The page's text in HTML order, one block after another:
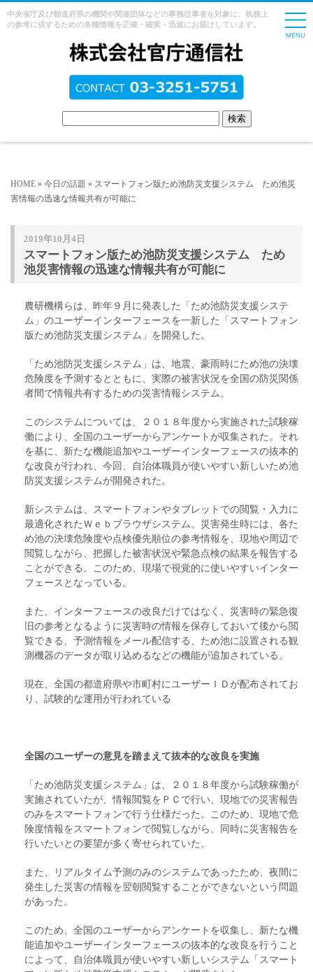
中央省庁及び都道府県の機関や関連団体などの事務従事者を対象に、執務上
の参考に供するための各種情報を正確・確実・迅速にお届けしています。
HOME » 今日の話題 » スマートフォン版ため池防災支援システム ため池災
害情報の迅速な情報共有が可能に
2019年10月4日
スマートフォン版ため池防災支援システム ため
池災害情報の迅速な情報共有が可能に
農研機構らは、昨年９月に発表した「ため池防災支援システ
ム」のユーザーインターフェースを一新した「スマートフォン
版ため池防災支援システム」を開発した。
「ため池防災支援システム」は、地震、豪雨時にため池の決壊
危険度を予測するとともに、実際の被害状況を全国の防災関係
者間で情報共有するための災害情報システム。
このシステムについては、２０１８年度から実施された試験稼
働により、全国のユーザーからアンケートが収集された。それ
を基に、新たな機能追加やユーザーインターフェースの抜本的
な改良が行われ、今回、自治体職員が使いやすい新しいため池
防災支援システムが開発された。
新システムは、スマートフォンやタブレットでの閲覧・入力に
最適化されたＷｅｂブラウザシステム。災害発生時には、各た
め池の決壊危険度や点検優先順位の参考情報を、現地や周辺で
閲覧しながら、把握した被害状況や緊急点検の結果を報告する
ことができる。このため、現場で視覚的に使いやすいインター
フェースとなっている。
また、インターフェースの改良だけではなく、災害時の緊急復
旧の参考となるように災害時の情報を保存しておいて後から閲
覧できる、予測情報をメール配信する、ため池に設置される観
測機器のデータが取り込めるなどの機能が追加されている。
現在、全国の都道府県や市町村にユーザーＩＤが配布されてお
り、試験的な運用が行われている
全国のユーザーの意見を踏まえて抜本的な改良を実施
「ため池防災支援システム」は、２０１８年度から試験稼働が
実施されていたが、情報閲覧をＰＣで行い、現地での災害報告
のみをスマートフォンで行う仕様だった。このため、現地で危
険度情報をスマートフォンで閲覧しながら、同時に災害報告を
行いたいとの要望が多く寄せられていた。
また、リアルタイム予測のみのシステムであったため、夜間に
発生した災害の情報を翌朝閲覧することができないという問題
があった。
このため、全国のユーザーからアンケートを収集し、新たな機
能追加やユーザーインターフェースの抜本的な改良を行うこと
によって、自治体職員が使いやすい新しいシステム「スマート